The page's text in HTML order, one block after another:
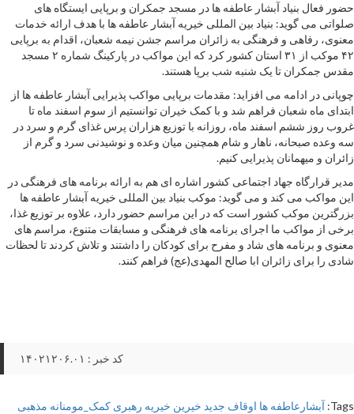
حضور فعال بنیاد آبشار عاطفه ها در مسجد جمکران و برپایی ایستگاه های
صلواتی می گوید: بنیاد بین المللی خیریه آبشار عاطفه ها با هدف ارائه خدمات
معنوی، رفاهی و فرهنگی به زائران مراسم جشن نیمه شعبان، اقدام به برپایی
۴۲ موکب از ۳۱ استان کشور کرد که این مواکب در پارکینگ شماره ۲ مسجد
مقدس جمکران تا یک شنبه شب برپا هستند.
چوپانی در ادامه می افزاید: مقدمات برپایی مواکب پذیرایی آبشار عاطفه ها از
ابتدای ماه شعبان فراهم شد و با کمک خیران توانستیم از سوم اسفند ماه تا
غروب روز ششم اسفند ماه، روزانه با توزیع هزاران پرس غذای گرم و سرد در
سه وعده صبحانه، ناهار و شام همچنین میان وعده و نوشیدنی سرد و گرم از
زائران و میهمانان پذیرایی کنیم.
مدیر قرارگاه جهاد اجتماعی کشور اشاره ای هم به ارائه برنامه های فرهنگی در
این مواکب می کند و می گوید: موکب بنیاد بین المللی خیریه آبشار عاطفه ها
بزرگترین موکب کشور است که در این مراسم حضور دارد، علاوه بر توزیع غذا،
برخی از مواکب ما اجرای برنامه های فرهنگی و مسابقات متنوع، مراسم های
معنوی و برنامه های شاد و مفرح برای کودکان را داشتند و تلاش کردند تا لحظات
شادی را برای زائران ابا صالح المهدی(عج) فراهم کنند.
کد خبر : ۱۴۰۲۱۲۰۶.۰۱
Tags: آبشارعاطفه ها اوقاف جدید خیرین خیریه رهبری کمک_مومنانه مذهبی